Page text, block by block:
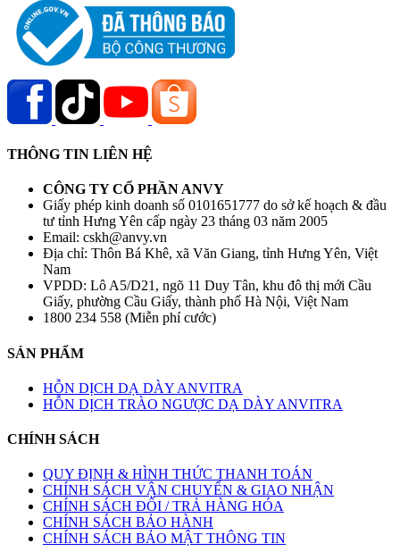
THÔNG TIN LIÊN HỆ
CÔNG TY CỔ PHẦN ANVY
Giấy phép kinh doanh số 0101651777 do sở kế hoạch & đầu
tư tỉnh Hưng Yên cấp ngày 23 tháng 03 năm 2005
Email: cskh@anvy.vn
Địa chỉ: Thôn Bá Khê, xã Văn Giang, tỉnh Hưng Yên, Việt
Nam
VPDD: Lô A5/D21, ngõ 11 Duy Tân, khu đô thị mới Cầu
Giấy, phường Cầu Giấy, thành phố Hà Nội, Việt Nam
1800 234 558 (Miễn phí cước)
SẢN PHẨM
HỖN DỊCH DẠ DÀY ANVITRA
HỖN DỊCH TRÀO NGƯỢC DẠ DÀY ANVITRA
CHÍNH SÁCH
QUY ĐỊNH & HÌNH THỨC THANH TOÁN
CHÍNH SÁCH VẬN CHUYỂN & GIAO NHẬN
CHÍNH SÁCH ĐỔI / TRẢ HÀNG HÓA
CHÍNH SÁCH BẢO HÀNH
CHÍNH SÁCH BẢO MẬT THÔNG TIN